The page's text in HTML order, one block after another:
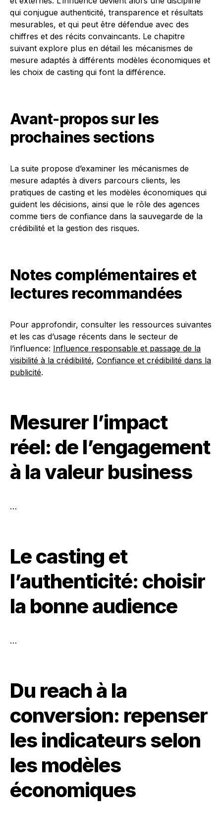
qui conjugue authenticité, transparence et résultats
mesurables, et qui peut être défendue avec des
chiffres et des récits convaincants. Le chapitre
suivant explore plus en détail les mécanismes de
mesure adaptés à différents modèles économiques et
les choix de casting qui font la différence.
Avant-propos sur les
prochaines sections
La suite propose d’examiner les mécanismes de
mesure adaptés à divers parcours clients, les
pratiques de casting et les modèles économiques qui
guident les décisions, ainsi que le rôle des agences
comme tiers de confiance dans la sauvegarde de la
crédibilité et la gestion des risques.
Notes complémentaires et
lectures recommandées
Pour approfondir, consulter les ressources suivantes
et les cas d’usage récents dans le secteur de
l’influence: Influence responsable et passage de la
visibilité à la crédibilité, Confiance et crédibilité dans la
publicité.
Mesurer l’impact
réel: de l’engagement
à la valeur business
…
Le casting et
l’authenticité: choisir
la bonne audience
…
Du reach à la
conversion: repenser
les indicateurs selon
les modèles
économiques